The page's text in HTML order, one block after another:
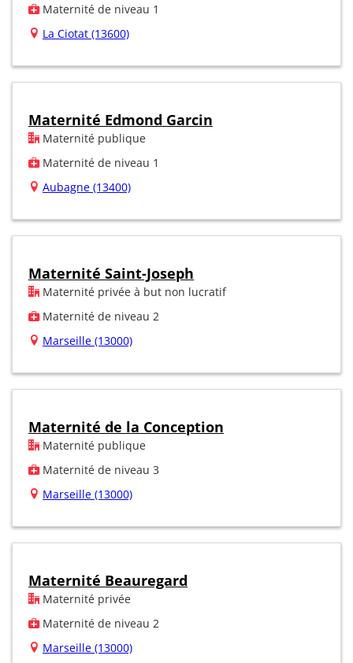
Maternité de niveau 1
La Ciotat (13600)
Maternité Edmond Garcin
Maternité publique
Maternité de niveau 1
Aubagne (13400)
Maternité Saint-Joseph
Maternité privée à but non lucratif
Maternité de niveau 2
Marseille (13000)
Maternité de la Conception
Maternité publique
Maternité de niveau 3
Marseille (13000)
Maternité Beauregard
Maternité privée
Maternité de niveau 2
Marseille (13000)